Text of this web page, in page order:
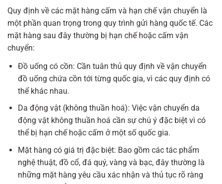
Quy định về các mặt hàng cấm và hạn chế vận chuyển là
một phần quan trọng trong quy trình gửi hàng quốc tế. Các
mặt hàng sau đây thường bị hạn chế hoặc cấm vận
chuyển:
Đồ uống có cồn: Cần tuân thủ quy định về vận chuyển
đồ uống chứa cồn tới từng quốc gia, vì các quy định có
thể khác nhau.
Da động vật (không thuần hoá): Việc vận chuyển da
động vật không thuần hoá cần sự chú ý đặc biệt vì có
thể bị hạn chế hoặc cấm ở một số quốc gia.
Mặt hàng có giá trị đặc biệt: Bao gồm các tác phẩm
nghệ thuật, đồ cổ, đá quý, vàng và bạc, đây thường là
những mặt hàng yêu cầu xác nhận và thủ tục rõ ràng